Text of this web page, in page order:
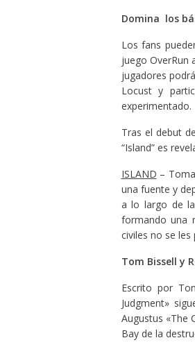
Domina los
Los fans
juego OverRun
jugadores
Locust y
experimentado.
Tras el debut
“Island” es
ISLAND –
una fuente y
a lo largo de
formando una
civiles no se
Tom Bissell y
Escrito por
Judgment»
Augustus «The
Bay de la